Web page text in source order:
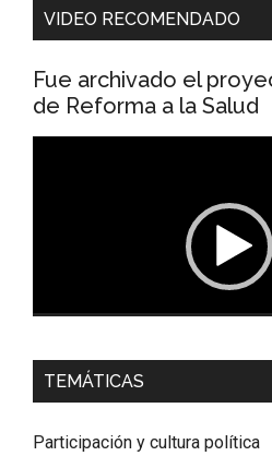
VIDEO RECOMENDADO
Fue archivado el
de Reforma a la Salud
Dra. Carolina Corcho Mejía,
Latinoamericana Sur,
TEMÁTICAS
Participación y cultura política